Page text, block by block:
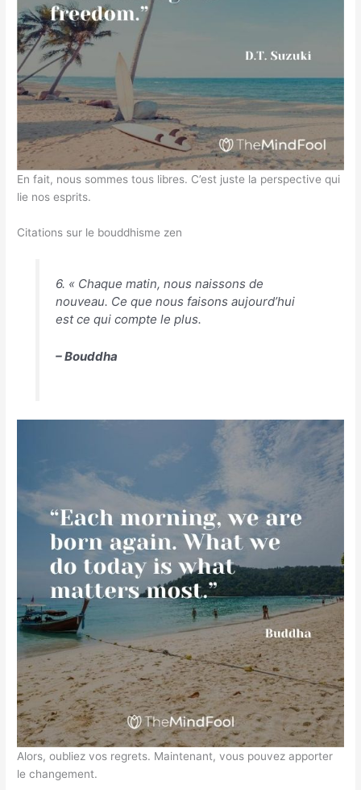
En fait, nous sommes tous libres. C’est juste la perspective qui
lie nos esprits.
Citations sur le bouddhisme zen
6. « Chaque matin, nous naissons de
nouveau. Ce que nous faisons aujourd’hui
est ce qui compte le plus.
– Bouddha
Alors, oubliez vos regrets. Maintenant, vous pouvez apporter
le changement.